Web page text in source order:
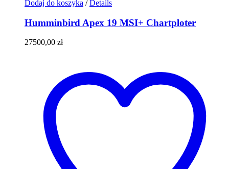
Dodaj do koszyka / Details
Humminbird Apex 19 MSI+ Chartploter
27500,00 zł